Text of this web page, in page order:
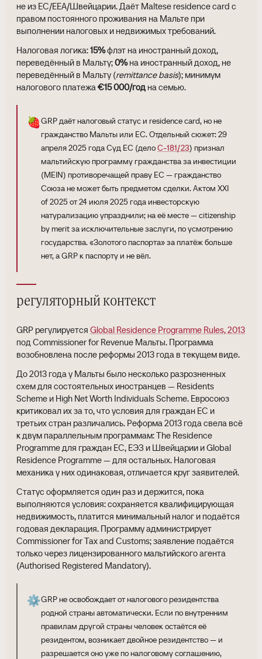
не из ЕС/EEA/Швейцарии. Даёт Maltese residence card с
правом постоянного проживания на Мальте при
выполнении налоговых и недвижимых требований.
Налоговая логика:15%флэт на иностранный доход,
переведённый в Мальту;0%на иностранный доход, не
переведённый в Мальту (remittance basis); минимум
налогового платежа€15 000/год на семью.
🍓GRP даёт налоговый статус и residence card, но не
гражданство Мальты или ЕС. Отдельный сюжет: 29
апреля 2025 года Суд ЕС (делоC-181/23) признал
мальтийскую программу гражданства за инвестиции
(MEIN) противоречащей праву ЕС — гражданство
Союза не может быть предметом сделки. Актом XXI
of 2025 от 24 июля 2025 года инвесторскую
натурализацию упразднили; на её месте — citizenship
by merit за исключительные заслуги, по усмотрению
государства. «Золотого паспорта» за платёж больше
нет, а GRP к паспорту и не вёл.
регуляторный контекст
GRP регулируется Global Residence Programme Rules, 2013
под Commissioner for Revenue Мальты. Программа
возобновлена после реформы 2013 года в текущем виде.
До 2013 года у Мальты было несколько разрозненных
схем для состоятельных иностранцев — Residents
Scheme и High Net Worth Individuals Scheme. Евросоюз
критиковал их за то, что условия для граждан ЕС и
третьих стран различались. Реформа 2013 года свела всё
к двум параллельным программам: The Residence
Programme для граждан ЕС, ЕЭЗ и Швейцарии и Global
Residence Programme — для остальных. Налоговая
механика у них одинаковая, отличается круг заявителей.
Статус оформляется один раз и держится, пока
выполняются условия: сохраняется квалифицирующая
недвижимость, платится минимальный налог и подаётся
годовая декларация. Программу администрирует
Commissioner for Tax and Customs; заявление подаётся
только через лицензированного мальтийского агента
(Authorised Registered Mandatory).
⚙️GRP не освобождает от налогового резидентства
родной страны автоматически. Если по внутренним
правилам другой страны человек остаётся её
резидентом, возникает двойное резидентство — и
разрешается оно уже по налоговому соглашению,